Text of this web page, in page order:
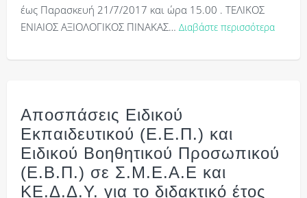
έως Παρασκευή 21/7/2017 και ώρα 15.00 . ΤΕΛΙΚΟΣ
ΕΝΙΑΙΟΣ ΑΞΙΟΛΟΓΙΚΟΣ ΠΙΝΑΚΑΣ… Διαβάστε περισσότερα
Αποσπάσεις Ειδικού
Εκπαιδευτικού (Ε.Ε.Π.) και
Ειδικού Βοηθητικού Προσωπικού
(Ε.Β.Π.) σε Σ.Μ.Ε.Α.Ε και
ΚΕ.Δ.Δ.Υ. για το διδακτικό έτος